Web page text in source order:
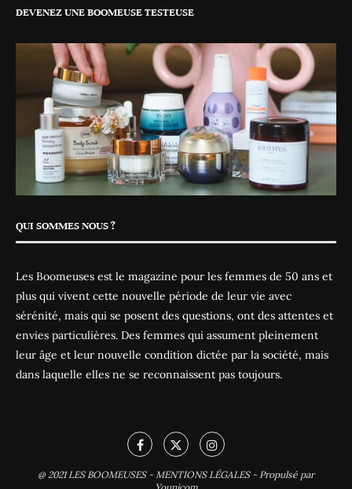
DEVENEZ UNE BOOMEUSE TESTEUSE
QUI SOMMES NOUS ?
Les Boomeuses est le magazine pour les femmes de 50 ans et
plus qui vivent cette nouvelle période de leur vie avec
sérénité, mais qui se posent des questions, ont des attentes et
envies particulières. Des femmes qui assument pleinement
leur âge et leur nouvelle condition dictée par la société, mais
dans laquelle elles ne se reconnaissent pas toujours.
@ 2021LES BOOMEUSES- MENTIONS LÉGALES- Propulsé par